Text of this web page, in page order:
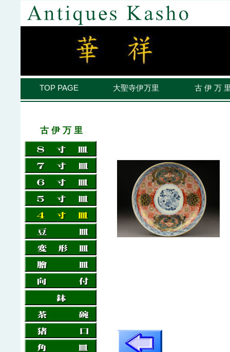
TOP PAGE 大聖寺伊万里 古 伊 万
古 伊 万 里